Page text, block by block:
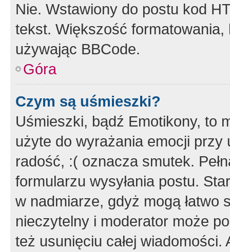
Nie. Wstawiony do postu kod
tekst. Większość
używając BBCode.
Góra
Czym są uśmieszki?
Uśmieszki, bądź Emotikony, to
użyte do wyrażania emocji
radość, :( oznacza smutek.
formularzu wysyłania postu.
w nadmiarze, gdyż mogą
nieczytelny i moderator może
też usunięciu całej